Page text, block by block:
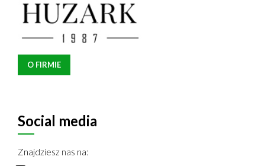
O FIRMIE
Social media
Znajdziesz nas na: